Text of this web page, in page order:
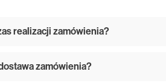
realizacji zamówienia?
zamówienia?